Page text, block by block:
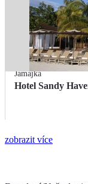
Jamajka
Hotel Sandy
zobrazit více